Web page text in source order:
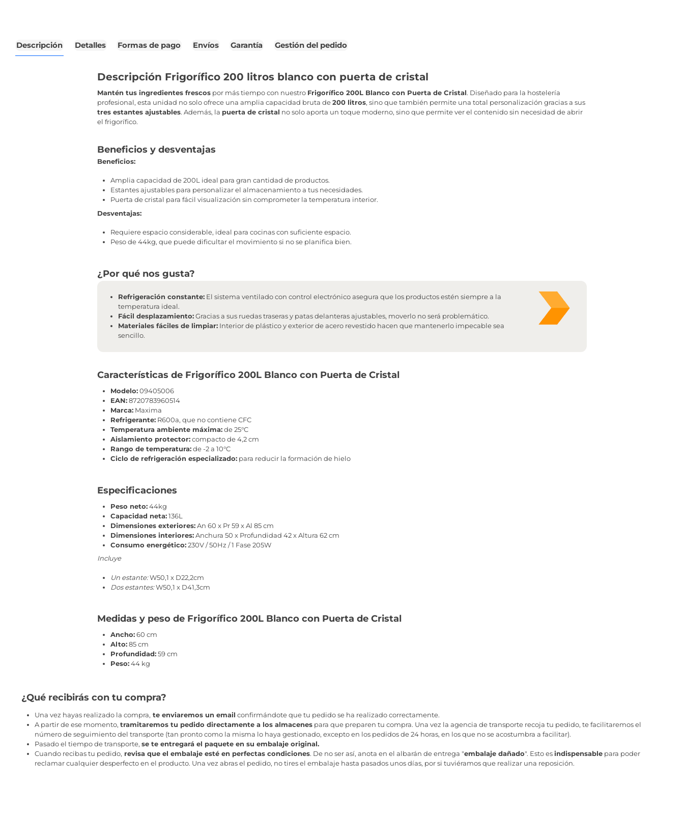
Descripción Detalles Formas de pago Envíos Garantía Gestión del pedido
Descripción Frigorífico 200 litros blanco con puerta de cristal
Mantén tus ingredientes frescos por más tiempo con nuestro Frigorífico 200L Blanco con Puerta de Cristal. Diseñado para la hostelería
profesional, esta unidad no solo ofrece una amplia capacidad bruta de200 litros, sino que también permite una total personalización gracias a sus
tres estantes ajustables. Además, la puerta de cristal no solo aporta un toque moderno, sino que permite ver el contenido sin necesidad de abrir
el frigorífico.
Beneficios y desventajas
Beneficios:
Amplia capacidad de 200L ideal para gran cantidad de productos.
Estantes ajustables para personalizar el almacenamiento a tus necesidades.
Puerta de cristal para fácil visualización sin comprometer la temperatura interior.
Desventajas:
Requiere espacio considerable, ideal para cocinas con suficiente espacio.
Peso de 44kg, que puede dificultar el movimiento si no se planifica bien.
¿Por qué nos gusta?
Refrigeración constante: El sistema ventilado con control electrónico asegura que los productos estén siempre a la
temperatura ideal.
Fácil desplazamiento:Gracias a sus ruedas traseras y patas delanteras ajustables, moverlo no será problemático.
Materiales fáciles de limpiar: Interior de plástico y exterior de acero revestido hacen que mantenerlo impecable sea
sencillo.
Características de Frigorífico 200L Blanco con Puerta de Cristal
Modelo:09405006
EAN:8720783960514
Marca: Maxima
Refrigerante: R600a, que no contiene CFC
Temperatura ambiente máxima:de 25°C
Aislamiento protector:compacto de 4,2 cm
Rango de temperatura:de -2 a 10°C
Ciclo de refrigeración especializado: para reducir la formación de hielo
Especificaciones
Peso neto:44kg
Capacidad neta:136L
Dimensiones exteriores:An 60 x Pr 59 x Al 85 cm
Dimensiones interiores:Anchura 50 x Profundidad 42 x Altura 62 cm
Consumo energético:230V / 50Hz / 1 Fase 205W
Incluye
Un estante:W50,1 x D22,2cm
Dos estantes:W50,1 x D41,3cm
Medidas y peso de Frigorífico 200L Blanco con Puerta de Cristal
Ancho:60 cm
Alto:85 cm
Profundidad:59 cm
Peso:44 kg
¿Qué recibirás con tu compra?
Una vez hayas realizado la compra, te enviaremos un email confirmándote que tu pedido se ha realizado correctamente.
A partir de ese momento, tramitaremos tu pedido directamente a los almacenespara que preparen tu compra. Una vez la agencia de transporte recoja tu pedido, te facilitaremos el
número de seguimiento del transporte (tan pronto como la misma lo haya gestionado, excepto en los pedidos de 24 horas, en los que no se acostumbra a facilitar).
Pasado el tiempo de transporte, se te entregará el paquete en su embalaje original.
Cuando recibas tu pedido, revisa que el embalaje esté en perfectas condiciones. De no ser así, anota en el albarán de entrega "embalaje dañado". Esto esindispensablepara poder
reclamar cualquier desperfecto en el producto. Una vez abras el pedido, no tires el embalaje hasta pasados unos días, por si tuviéramos que realizar una reposición.